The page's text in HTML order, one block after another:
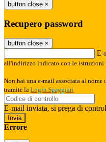
button close ×
Recupero password
button close ×
E-
all'indirizzo indicato con le istruzioni
Non hai una e-mail associata al
tramite la Login Spaggiari
E-mail inviata, si prega di
Errore